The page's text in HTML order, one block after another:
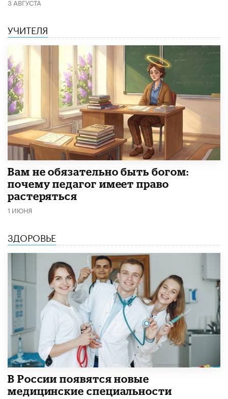
УЧИТЕЛЯ
​Вам не обязательно быть богом:
почему педагог имеет право
растеряться
1 ИЮНЯ
ЗДОРОВЬЕ
В России появятся новые
медицинские специальности